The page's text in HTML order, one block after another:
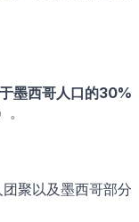
墨西哥人口的30%
团聚以及墨西哥部分